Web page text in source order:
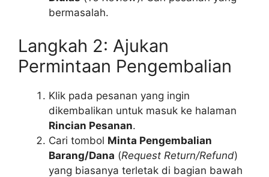
bermasalah.
Langkah 2: Ajukan
Permintaan Pengembalian
Klik pada pesanan yang ingin
dikembalikan untuk masuk ke halaman
Rincian Pesanan.
Cari tombol Minta Pengembalian
Barang/Dana (Request Return/Refund)
yang biasanya terletak di bagian bawah